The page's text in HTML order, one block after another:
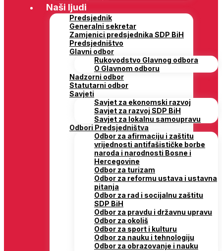
Naši ljudi
Predsjednik
Generalni sekretar
Zamjenici predsjednika SDP BiH
Predsjedništvo
Glavni odbor
Rukovodstvo Glavnog odbora
O Glavnom odboru
Nadzorni odbor
Statutarni odbor
Savjeti
Savjet za ekonomski razvoj
Savjet za razvoj SDP BiH
Savjet za lokalnu samoupravu
Odbori Predsjedništva
Odbor za afirmaciju i zaštitu
vrijednosti antifašističke borbe
naroda i narodnosti Bosne i
Hercegovine
Odbor za turizam
Odbor za reformu ustava i ustavna
pitanja
Odbor za rad i socijalnu zaštitu
SDP BiH
Odbor za pravdu i državnu upravu
Odbor za okoliš
Odbor za sport i kulturu
Odbor za nauku i tehnologiju
Odbor za obrazovanje i nauku